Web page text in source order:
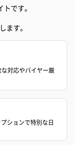
円）
です。
ます。
対応やバイヤー厳
ションで特別な日